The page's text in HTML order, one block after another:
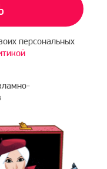
персональных